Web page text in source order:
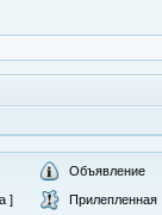
Объявление
] Прилепленная